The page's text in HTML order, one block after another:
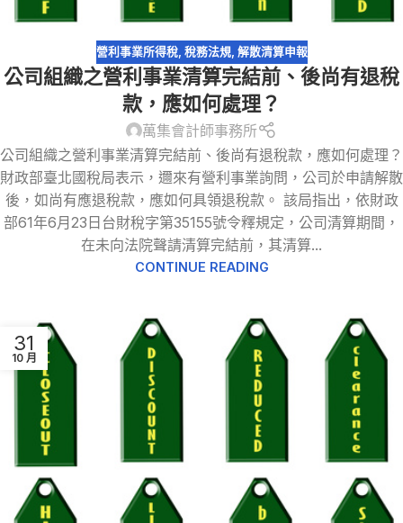
營利事業所得稅, 稅務法規, 解散清算申報
公司組織之營利事業清算完結前、後尚有退稅
款，應如何處理？
萬集會計師事務所
公司組織之營利事業清算完結前、後尚有退稅款，應如何處理？
財政部臺北國稅局表示，邇來有營利事業詢問，公司於申請解散
後，如尚有應退稅款，應如何具領退稅款。 該局指出，依財政
部61年6月23日台財稅字第35155號令釋規定，公司清算期間，
在未向法院聲請清算完結前，其清算...
CONTINUE READING
31
10 月